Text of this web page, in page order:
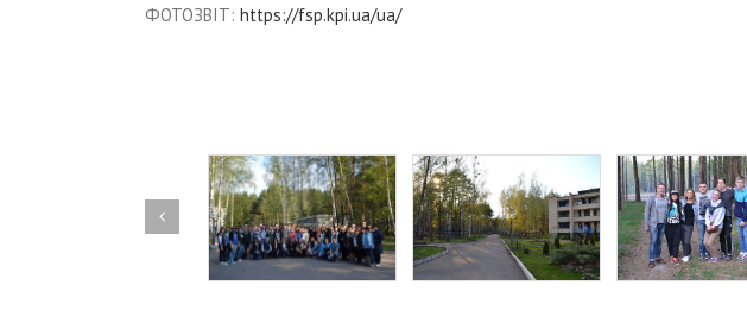
ФОТОЗВІТ: https://fsp.kpi.ua/ua/